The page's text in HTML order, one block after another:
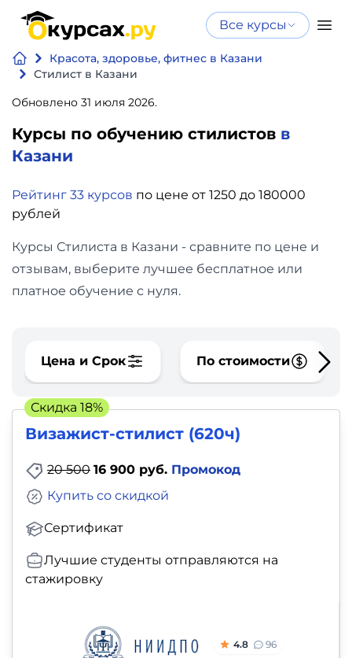
Все курсы
Красота, здоровье, фитнес в Казани
Стилист в Казани
Обновлено 31 июля 2026.
Курсы по обучению стилистов в
Казани
Рейтинг 33 курсов по цене от 1250 до 180000
рублей
Курсы Стилиста в Казани - сравните по цене и
отзывам, выберите лучшее бесплатное или
платное обучение с нуля.
Цена и Срок По стоимости
Визажист-стилист (620ч)
20 500 16 900 руб. Промокод
Сертификат
Купить со скидкой
Лучшие студенты отправляются на
стажировку
4.8 96
Скидка 18%
Нейросеть
и ИИ
Бизнес
финансы
Дизайн
Аналитика
фото,
аудио
Маркетинг
Иностранный
язык
Для
детей
здоровье,
фитнес
Нейросеть и ИИ
интеллекту